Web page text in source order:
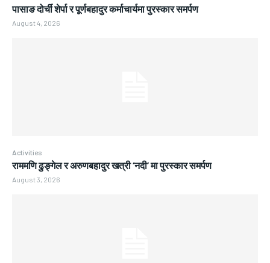
पासाङ दोर्ची शेर्पा र पूर्णबहादुर कर्माचार्यमा पुरस्कार समर्पण
August 4, 2026
Activities
राममणि ढुङ्गेल र अरुणबहादुर खत्री ‘नदी’ मा पुरस्कार समर्पण
August 3, 2026